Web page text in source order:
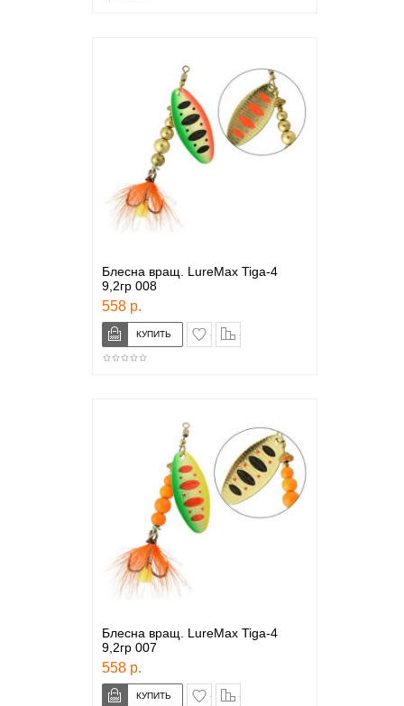
Блесна вращ. LureMax Tiga-4
9,2гр 008
558 р.
в закладки
Блесна вращ. LureMax Tiga-4
9,2гр 007
558 р.
в закладки